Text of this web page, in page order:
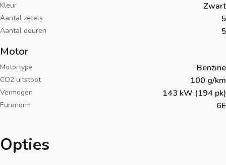
Kleur Zwart
Aantal zetels 5
Aantal deuren 5
Motor
Motortype Benzine
CO2 uitstoot 100 g/km
Vermogen 143 kW (194 pk)
Euronorm 6E
Opties